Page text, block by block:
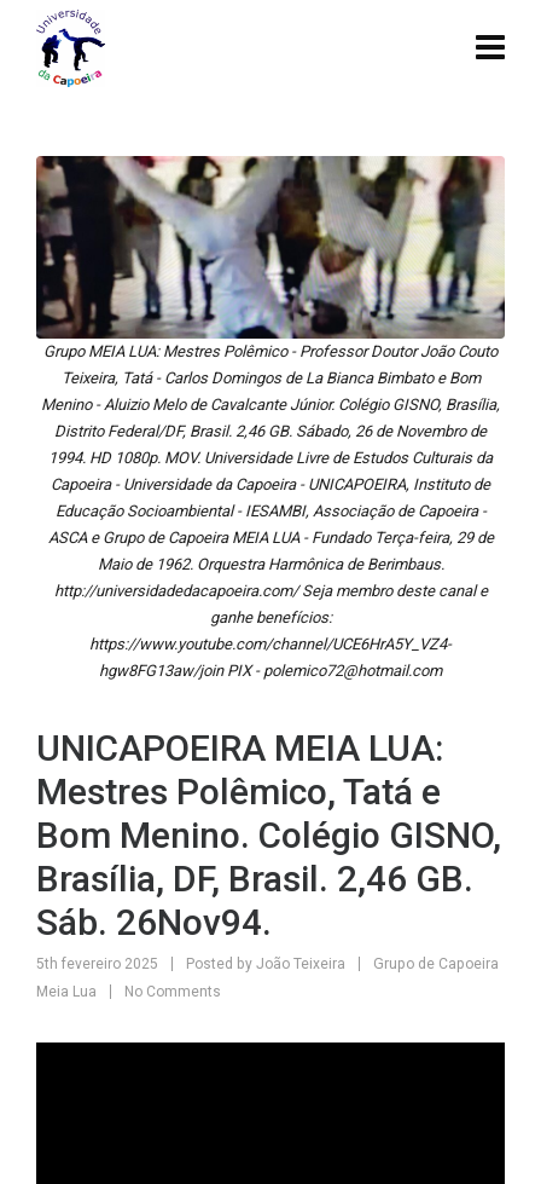
Grupo MEIA LUA: Mestres Polêmico - Professor Doutor João Couto
Teixeira, Tatá - Carlos Domingos de La Bianca Bimbato e Bom
Menino - Aluizio Melo de Cavalcante Júnior. Colégio GISNO, Brasília,
Distrito Federal/DF, Brasil. 2,46 GB. Sábado, 26 de Novembro de
1994. HD 1080p. MOV. Universidade Livre de Estudos Culturais da
Capoeira - Universidade da Capoeira - UNICAPOEIRA, Instituto de
Educação Socioambiental - IESAMBI, Associação de Capoeira -
ASCA e Grupo de Capoeira MEIA LUA - Fundado Terça-feira, 29 de
Maio de 1962. Orquestra Harmônica de Berimbaus.
http://universidadedacapoeira.com/ Seja membro deste canal e
ganhe benefícios:
https://www.youtube.com/channel/UCE6HrA5Y_VZ4-
hgw8FG13aw/join PIX - polemico72@hotmail.com
UNICAPOEIRA MEIA LUA:
Mestres Polêmico, Tatá e
Bom Menino. Colégio GISNO,
Brasília, DF, Brasil. 2,46 GB.
Sáb. 26Nov94.
5th fevereiro 2025 Posted by João Teixeira
Grupo de Capoeira
Meia Lua
No Comments